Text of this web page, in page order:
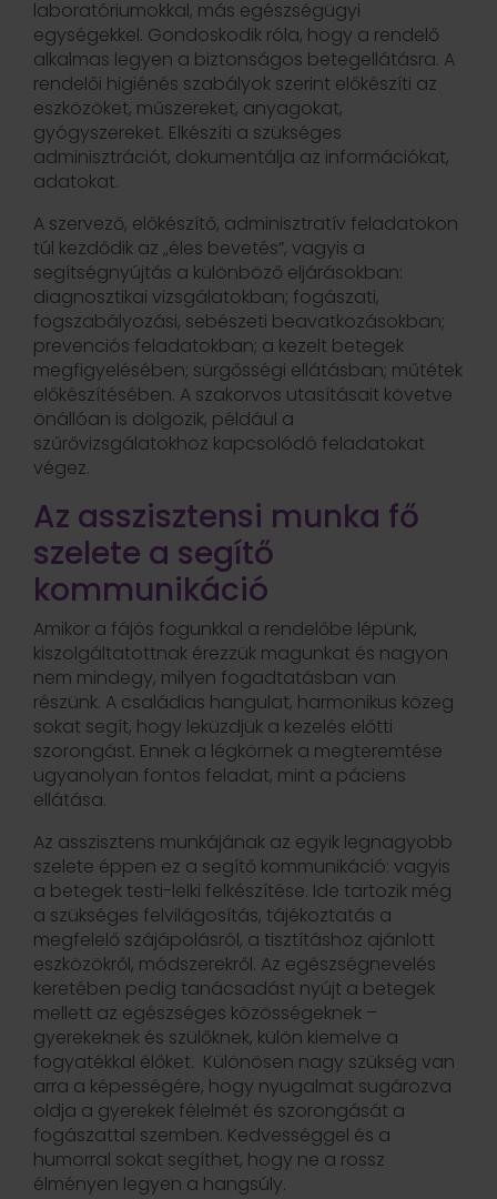
laboratóriumokkal, más egészségügyi
egységekkel. Gondoskodik róla, hogy a rendelő
alkalmas legyen a biztonságos betegellátásra. A
rendelői higiénés szabályok szerint előkészíti az
eszközöket, műszereket, anyagokat,
gyógyszereket. Elkészíti a szükséges
adminisztrációt, dokumentálja az információkat,
adatokat.
A szervező, előkészítő, adminisztratív feladatokon
túl kezdődik az „éles bevetés”, vagyis a
segítségnyújtás a különböző eljárásokban:
diagnosztikai vizsgálatokban; fogászati,
fogszabályozási, sebészeti beavatkozásokban;
prevenciós feladatokban; a kezelt betegek
megfigyelésében; sürgősségi ellátásban; műtétek
előkészítésében. A szakorvos utasításait követve
önállóan is dolgozik, például a
szűrővizsgálatokhoz kapcsolódó feladatokat
végez.
Az asszisztensi munka fő
szelete a segítő
kommunikáció
Amikor a fájós fogunkkal a rendelőbe lépünk,
kiszolgáltatottnak érezzük magunkat és nagyon
nem mindegy, milyen fogadtatásban van
részünk. A családias hangulat, harmonikus közeg
sokat segít, hogy leküzdjük a kezelés előtti
szorongást. Ennek a légkörnek a megteremtése
ugyanolyan fontos feladat, mint a páciens
ellátása.
Az asszisztens munkájának az egyik legnagyobb
szelete éppen ez a segítő kommunikáció: vagyis
a betegek testi-lelki felkészítése. Ide tartozik még
a szükséges felvilágosítás, tájékoztatás a
megfelelő szájápolásról, a tisztításhoz ajánlott
eszközökről, módszerekről. Az egészségnevelés
keretében pedig tanácsadást nyújt a betegek
mellett az egészséges közösségeknek –
gyerekeknek és szülőknek, külön kiemelve a
fogyatékkal élőket. Különösen nagy szükség van
arra a képességére, hogy nyugalmat sugározva
oldja a gyerekek félelmét és szorongását a
fogászattal szemben. Kedvességgel és a
humorral sokat segíthet, hogy ne a rossz
élményen legyen a hangsúly.